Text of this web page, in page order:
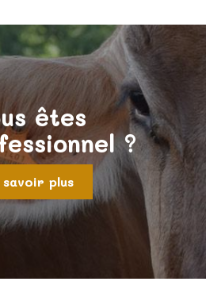
êtes
?
savoir plus